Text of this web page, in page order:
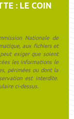
Nationale de
aux fichiers et
exiger que soient
les informations le
périmées ou dont la
est interdite.
ci-dessus.